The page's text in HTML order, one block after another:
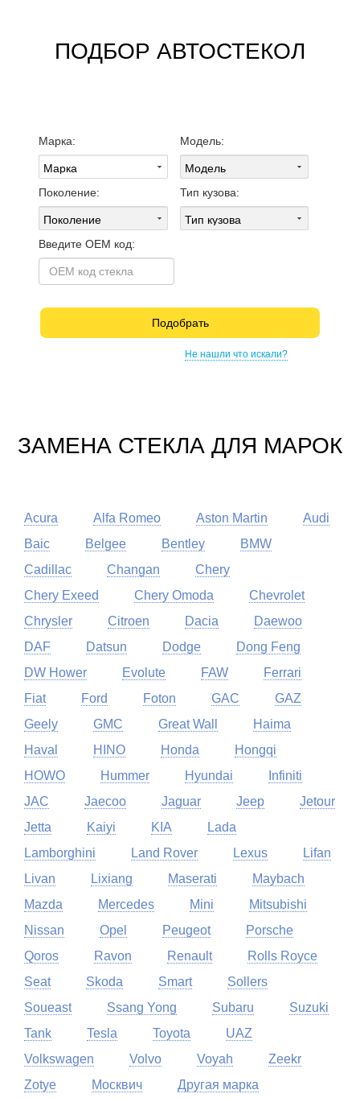
ПОДБОР АВТОСТЕКОЛ
Марка: Модель:
Поколение: Тип кузова:
Введите OEM код:
Подобрать
Не нашли что искали?
ЗАМЕНА СТЕКЛА ДЛЯ МАРОК
Acura Alfa Romeo Aston Martin
Audi
Baic
Belgee Bentley
BMW
Cadillac
Changan
Chery
Chery Exeed
Chery Omoda
Chevrolet
Chrysler
Citroen Dacia
Daewoo
DAF
Datsun Dodge
Dong Feng
DW Hower
Evolute FAW
Ferrari
Fiat
Ford Foton GAC
GAZ
Geely
GMC Great Wall
Haima
Haval
HINO Honda
Hongqi
HOWO
Hummer Hyundai
Infiniti
JAC
Jaecoo Jaguar Jeep
Jetour
Jetta
Kaiyi KIA
Lada
Lamborghini
Land Rover Lexus
Lifan
Livan
Lixiang Maserati
Maybach
Mazda
Mercedes Mini
Mitsubishi
Nissan
Opel Peugeot
Porsche
Qoros
Ravon Renault
Rolls Royce
Seat
Skoda Smart
Sollers
Soueast
Ssang Yong Subaru
Suzuki
Tank
Tesla Toyota
UAZ
Volkswagen
Volvo Voyah
Zeekr
Zotye
Москвич Другая марка